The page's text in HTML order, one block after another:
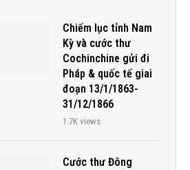
Chiếm lục tỉnh Nam
Kỳ và cước thư
Cochinchine gửi đi
Pháp & quốc tế giai
đoạn 13/1/1863-
31/12/1866
1.7K views
Cước thư Đông